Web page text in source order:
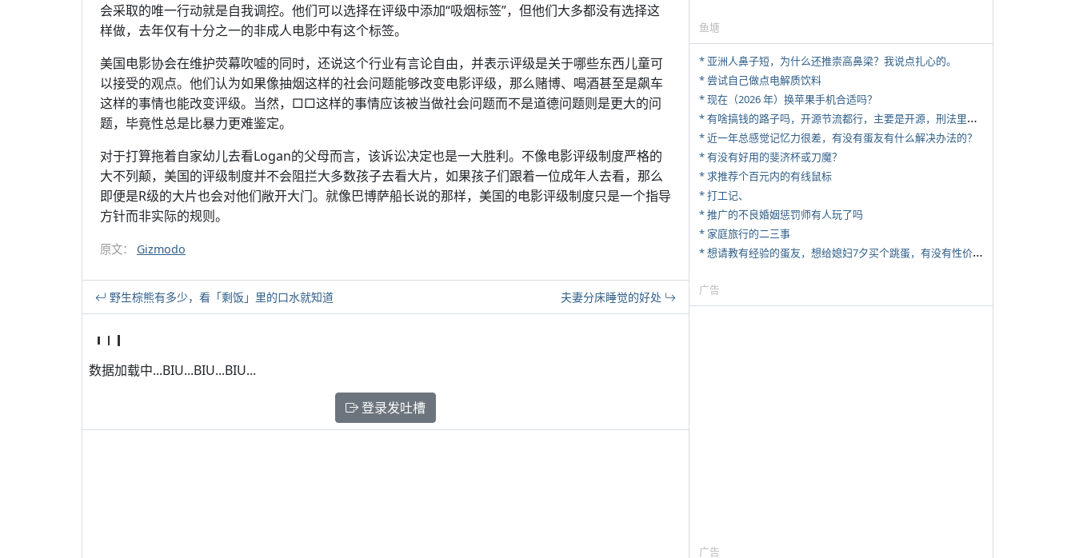
会采取的唯一行动就是自我调控。他们可以选择在评级中添加“吸烟标签”，但他们大多都没有选择这
样做，去年仅有十分之一的非成人电影中有这个标签。
美国电影协会在维护荧幕吹嘘的同时，还说这个行业有言论自由，并表示评级是关于哪些东西儿童可
以接受的观点。他们认为如果像抽烟这样的社会问题能够改变电影评级，那么赌博、喝酒甚至是飙车
这样的事情也能改变评级。当然，□□这样的事情应该被当做社会问题而不是道德问题则是更大的问
题，毕竟性总是比暴力更难鉴定。
对于打算拖着自家幼儿去看Logan的父母而言，该诉讼决定也是一大胜利。不像电影评级制度严格的
大不列颠，美国的评级制度并不会阻拦大多数孩子去看大片，如果孩子们跟着一位成年人去看，那么
即便是R级的大片也会对他们敞开大门。就像巴博萨船长说的那样，美国的电影评级制度只是一个指导
方针而非实际的规则。
原文： Gizmodo
野生棕熊有多少，看「剩饭」里的口水就知道 夫妻分床睡觉的好处
数据加载中...BIU...BIU...BIU...
登录发吐槽
鱼塘
* 亚洲人鼻子短，为什么还推崇高鼻梁？我说点扎心的。
* 尝试自己做点电解质饮料
* 现在（2026 年）换苹果手机合适吗？
*
有啥搞钱的路子吗，开源节流都行，主要是开源，刑法里的咱不做
* 近一年总感觉记忆力很差，有没有蛋友有什么解决办法的？
* 有没有好用的斐济杯或刀魔？
* 求推荐个百元内的有线鼠标
* 打工记、
* 推广的不良婚姻惩罚师有人玩了吗
* 家庭旅行的二三事
*
想请教有经验的蛋友，想给媳妇7夕买个跳蛋，有没有性价比高的推荐
广告
广告